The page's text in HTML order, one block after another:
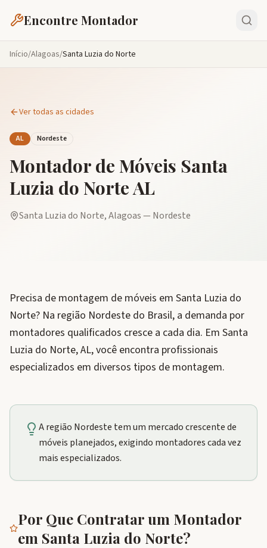
Encontre Montador
Início/Alagoas/Santa Luzia do Norte
Ver todas as cidades
AL Nordeste
Montador de Móveis Santa
Luzia do NorteAL
Santa Luzia do Norte,Alagoas— Nordeste
Precisa de montagem de móveis em Santa Luzia do
Norte? Na região Nordeste do Brasil, a demanda por
montadores qualificados cresce a cada dia. Em Santa
Luzia do Norte, AL, você encontra profissionais
especializados em diversos tipos de montagem.
A região Nordeste tem um mercado crescente de
móveis planejados, exigindo montadores cada vez
mais especializados.
Por Que Contratar um Montador
em Santa Luzia do Norte?